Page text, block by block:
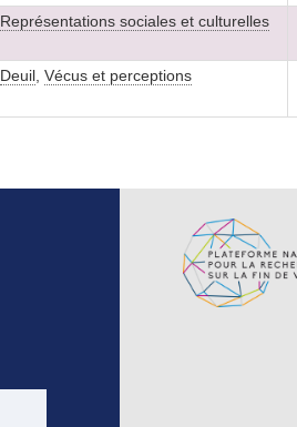
Représentations sociales et culturelles
Deuil Vécus et perceptions